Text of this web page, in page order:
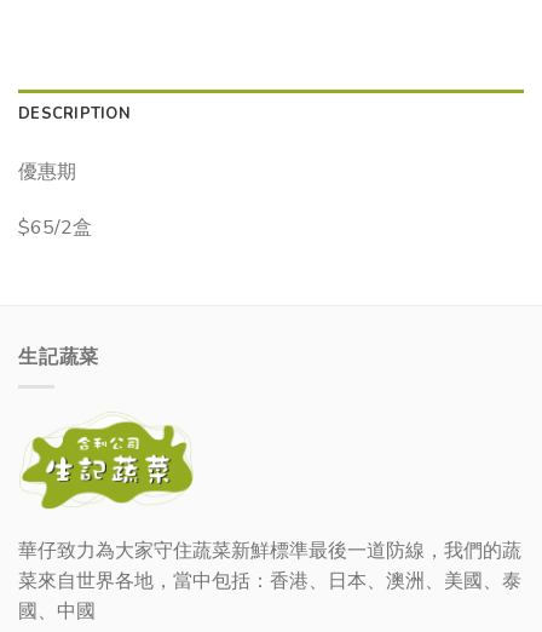
DESCRIPTION
優惠期
$65/2盒
生記蔬菜
華仔致力為大家守住蔬菜新鮮標準最後一道防線，我們的蔬
菜來自世界各地，當中包括：香港、日本、澳洲、美國、泰
國、中國